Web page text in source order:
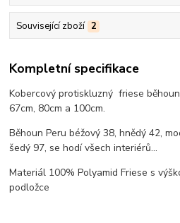
Související zboží 2
Kompletní specifikace
Kobercový protiskluzný friese
67cm, 80cm a 100cm.
Běhoun Peru béžový 38, hnědý 42,
šedý 97, se hodí všech interiérů...
Materiál 100% Polyamid Friese s
podložce